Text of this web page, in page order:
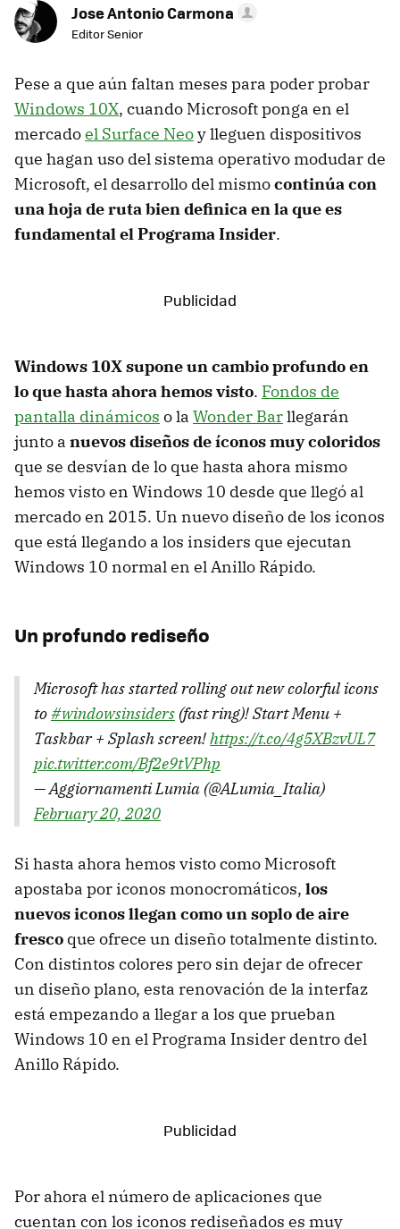
Jose Antonio Carmona
Editor Senior
Pese a que aún faltan meses para poder probar
Windows 10X, cuando Microsoft ponga en el
mercadoel Surface Neoy lleguen dispositivos
que hagan uso del sistema operativo modudar de
Microsoft, el desarrollo del mismocontinúa con
una hoja de ruta bien definica en la que es
fundamental el Programa Insider.
Windows 10X supone un cambio profundo en
lo que hasta ahora hemos visto. Fondos de
pantalla dinámicos o la Wonder Barllegarán
junto a nuevos diseños de íconos muy coloridos
que se desvían de lo que hasta ahora mismo
hemos visto en Windows 10 desde que llegó al
mercado en 2015. Un nuevo diseño de los iconos
que está llegando a los insiders que ejecutan
Windows 10 normal en el Anillo Rápido.
Un profundo rediseño
Microsoft has started rolling out new colorful icons
to#windowsinsiders (fast ring)! Start Menu +
Taskbar + Splash screen!https://t.co/4g5XBzvUL7
pic.twitter.com/Bf2e9tVPhp
— Aggiornamenti Lumia (@ALumia_Italia)
February 20, 2020
Si hasta ahora hemos visto como Microsoft
apostaba por iconos monocromáticos, los
nuevos iconos llegan como un soplo de aire
fresco que ofrece un diseño totalmente distinto.
Con distintos colores pero sin dejar de ofrecer
un diseño plano, esta renovación de la interfaz
está empezando a llegar a los que prueban
Windows 10 en el Programa Insider dentro del
Anillo Rápido.
Por ahora el número de aplicaciones que
cuentan con los iconos rediseñados es muy